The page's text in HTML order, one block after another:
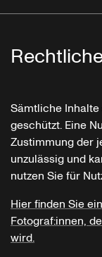
Sämtliche
geschützt. Eine
Zustimmung der
unzulässig und
nutzen Sie für
Hier finden Sie
Fotograf:innen,
wird.